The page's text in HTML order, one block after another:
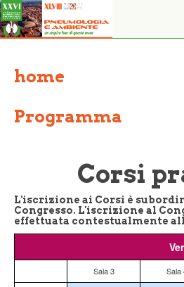
home
Programma
Corsi
L'iscrizione ai Corsi è
Congresso. L'iscrizione al
effettuata contestualmente
Sala 3 Sala